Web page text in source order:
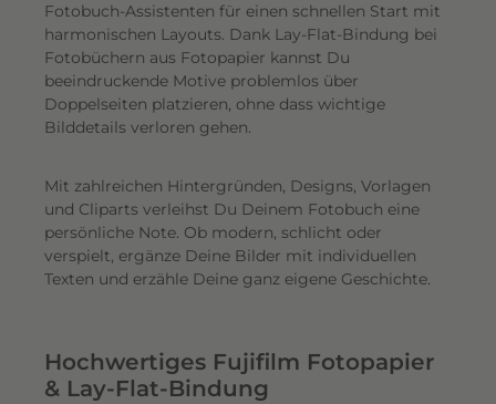
Fotobuch-Assistenten für einen schnellen Start mit
harmonischen Layouts. Dank Lay-Flat-Bindung bei
Fotobüchern aus Fotopapier kannst Du
beeindruckende Motive problemlos über
Doppelseiten platzieren, ohne dass wichtige
Bilddetails verloren gehen.
Mit zahlreichen Hintergründen, Designs, Vorlagen
und Cliparts verleihst Du Deinem Fotobuch eine
persönliche Note. Ob modern, schlicht oder
verspielt, ergänze Deine Bilder mit individuellen
Texten und erzähle Deine ganz eigene Geschichte.
Hochwertiges Fujifilm Fotopapier
& Lay-Flat-Bindung